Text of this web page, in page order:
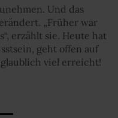
Und das
„Früher war
erzählt sie. Heute hat
geht offen auf
viel erreicht!